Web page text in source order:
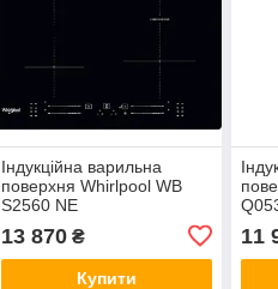
Індукційна варильна
поверхня Whirlpool WB
S2560 NE
13 870₴
Купити
11